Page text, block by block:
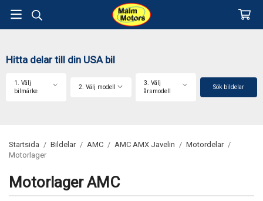
Hitta delar till din USA bil
1. Välj
bilmärke
2. Välj modell
3. Välj
årsmodell
Sök bildelar
Startsida / Bildelar / AMC / AMC AMX Javelin / Motordelar /
Motorlager
Motorlager AMC